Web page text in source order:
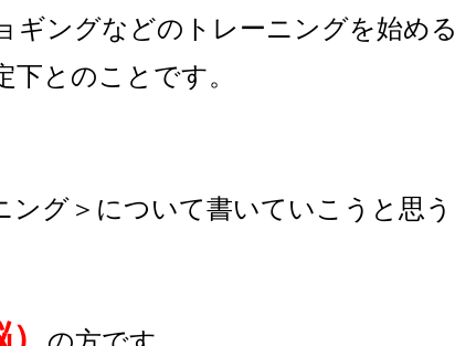
ギングなどのトレーニングを始める
とのことです。
グ＞について書いていこうと思う